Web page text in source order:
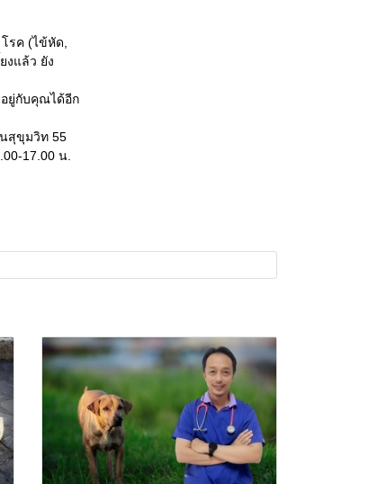
รค (ไข้หัด,
งแล้ว ยัง
ยู่กับคุณได้อีก
สุขุมวิท 55
17.00 น.